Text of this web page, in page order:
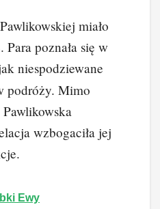
miało
poznała się w
niespodziewane
podróży. Mimo
wzbogaciła jej
Ewy